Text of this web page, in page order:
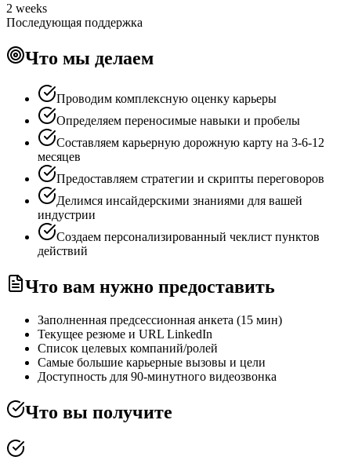
2 weeks
Последующая поддержка
Что мы делаем
Проводим комплексную оценку карьеры
Определяем переносимые навыки и пробелы
Составляем карьерную дорожную карту на 3-6-12
месяцев
Предоставляем стратегии и скрипты переговоров
Делимся инсайдерскими знаниями для вашей
индустрии
Создаем персонализированный чеклист пунктов
действий
Что вам нужно предоставить
Заполненная предсессионная анкета (15 мин)
Текущее резюме и URL LinkedIn
Список целевых компаний/ролей
Самые большие карьерные вызовы и цели
Доступность для 90-минутного видеозвонка
Что вы получите